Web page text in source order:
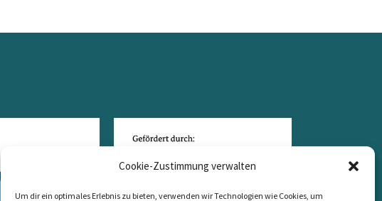
Cookie-Zustimmung verwalten
Um dir ein optimales Erlebnis zu bieten, verwenden wir Technologien wie Cookies, um